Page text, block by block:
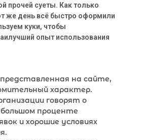
прочей суеты. Как только
же день всё быстро оформили
куки, чтобы
опыт использования
на сайте,
характер.
говорят о
проценте
и хорошие условиях